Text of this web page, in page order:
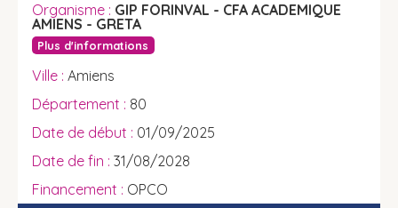
GIP FORINVAL - CFA ACADEMIQUE
AMIENS - GRETA
Plus d'informations
Amiens
80
01/09/2025
31/08/2028
OPCO